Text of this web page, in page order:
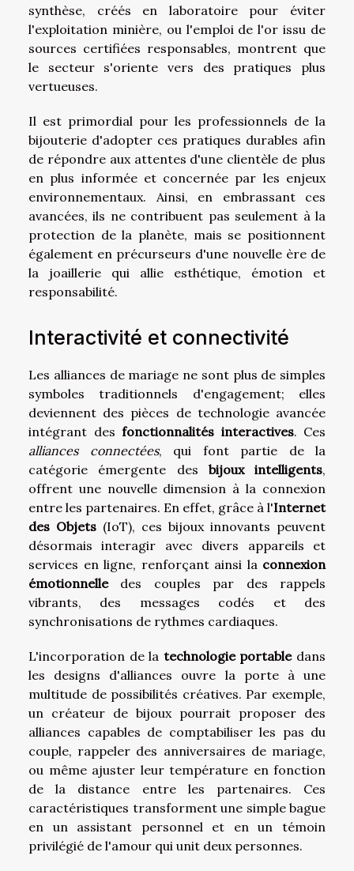
synthèse, créés en laboratoire pour éviter
l'exploitation minière, ou l'emploi de l'or issu de
sources certifiées responsables, montrent que
le secteur s'oriente vers des pratiques plus
vertueuses.
Il est primordial pour les professionnels de la
bijouterie d'adopter ces pratiques durables afin
de répondre aux attentes d'une clientèle de plus
en plus informée et concernée par les enjeux
environnementaux. Ainsi, en embrassant ces
avancées, ils ne contribuent pas seulement à la
protection de la planète, mais se positionnent
également en précurseurs d'une nouvelle ère de
la joaillerie qui allie esthétique, émotion et
responsabilité.
Interactivité et connectivité
Les alliances de mariage ne sont plus de simples
symboles traditionnels d'engagement; elles
deviennent des pièces de technologie avancée
intégrant des fonctionnalités interactives. Ces
alliances connectées, qui font partie de la
catégorie émergente des bijoux intelligents,
offrent une nouvelle dimension à la connexion
entre les partenaires. En effet, grâce à l'Internet
des Objets (IoT), ces bijoux innovants peuvent
désormais interagir avec divers appareils et
services en ligne, renforçant ainsi la connexion
émotionnelledes couples par des rappels
vibrants, des messages codés et des
synchronisations de rythmes cardiaques.
L'incorporation de la technologie portabledans
les designs d'alliances ouvre la porte à une
multitude de possibilités créatives. Par exemple,
un créateur de bijoux pourrait proposer des
alliances capables de comptabiliser les pas du
couple, rappeler des anniversaires de mariage,
ou même ajuster leur température en fonction
de la distance entre les partenaires. Ces
caractéristiques transforment une simple bague
en un assistant personnel et en un témoin
privilégié de l'amour qui unit deux personnes.